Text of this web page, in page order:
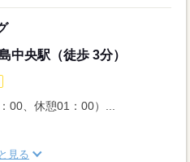
中央駅（徒歩 3分）
00、休憩01：00）...
見る